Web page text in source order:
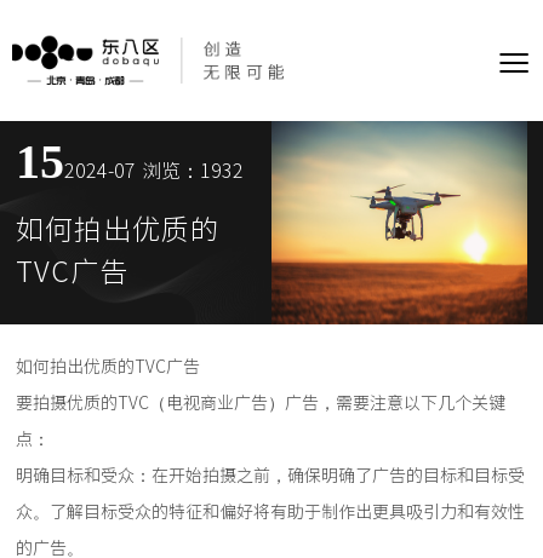
152024-07 浏览：1932
如何拍出优质的
TVC广告
如何拍出优质的TVC广告
要拍摄优质的TVC（电视商业广告）广告，需要注意以下几个关键
点：
明确目标和受众：在开始拍摄之前，确保明确了广告的目标和目标受
众。了解目标受众的特征和偏好将有助于制作出更具吸引力和有效性
的广告。
≡